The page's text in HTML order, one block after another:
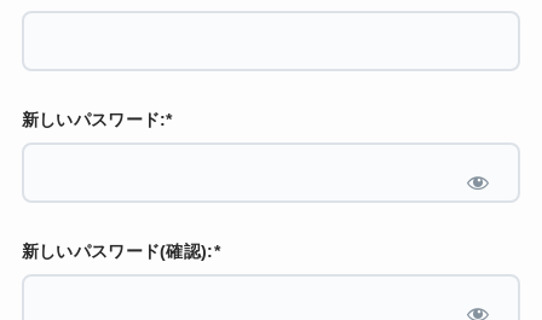
新しいパスワード:*
新しいパスワード(確認):*